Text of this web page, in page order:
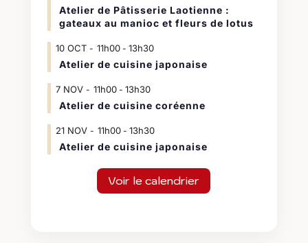
Atelier de Pâtisserie Laotienne :
gateaux au manioc et fleurs de lotus
10 OCT 11h00- 13h30
Atelier de cuisine japonaise
7 NOV 11h00- 13h30
Atelier de cuisine coréenne
21 NOV 11h00- 13h30
Atelier de cuisine japonaise
Voir le calendrier